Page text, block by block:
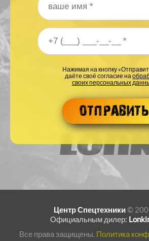
Ваше имя*
Ваш номер телефона*
Нажимая на кнопку
даёте своё согласие на
своих персональных
Центр Спецтехники©
Официальным дилер:
Все права защищены. Политика